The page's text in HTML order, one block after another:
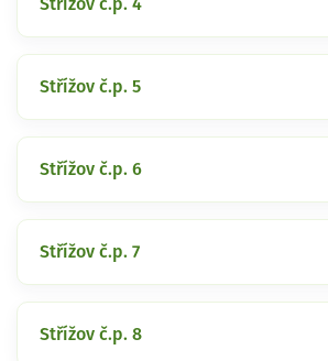
Střížov č.p. 4
Střížov č.p. 5
Střížov č.p. 6
Střížov č.p. 7
Střížov č.p. 8